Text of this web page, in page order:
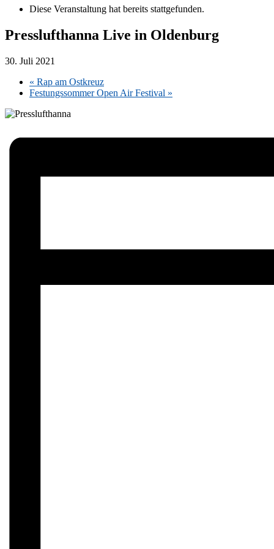
Diese Veranstaltung hat bereits stattgefunden.
Presslufthanna Live in Oldenburg
30. Juli 2021
« Rap am Ostkreuz
Festungssommer Open Air Festival »